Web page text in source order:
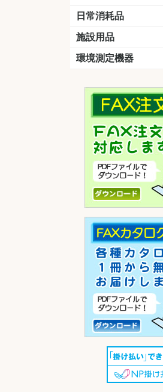
クリーナー
洗濯用洗剤
油汚れ落とし
サビ取り剤
タバコ専用消臭
日常消耗品
トイレットペーパー
ペーパータオル
便座除菌クリーナー
ポリ袋
施設用品
マット・他
ベンチ
灰皿
傘立
くず入れ
環境測定機器